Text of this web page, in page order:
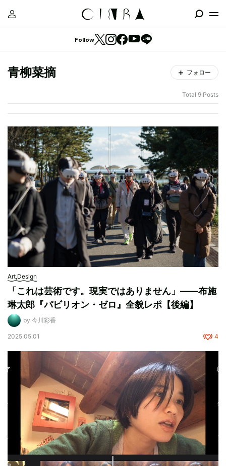
Follow
青柳菜摘 フォロー
Total 9 Posts
Art,Design
「これは芸術です。現実ではありません」——布施
琳太郎『パビリオン・ゼロ』全貌レポ【後編】
by 今川彩香
2025.05.01 4